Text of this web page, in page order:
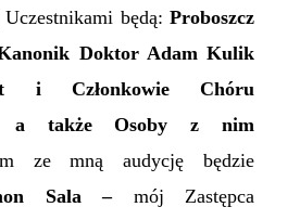
będą:Proboszcz
Doktor Adam Kulik
i Członkowie Chóru
a także Osoby z nim
ze mną audycję będzie
Sala– mój Zastępca